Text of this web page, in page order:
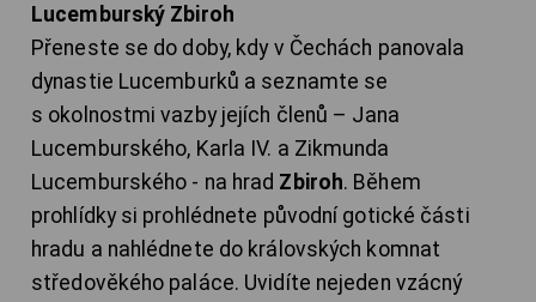
Lucemburský Zbiroh
Přeneste se do doby, kdy v Čechách panovala
dynastie Lucemburků a seznamte se
s okolnostmi vazby jejích členů – Jana
Lucemburského, Karla IV. a Zikmunda
Lucemburského - na hrad Zbiroh. Během
prohlídky si prohlédnete původní gotické části
hradu a nahlédnete do královských komnat
středověkého paláce. Uvidíte nejeden vzácný